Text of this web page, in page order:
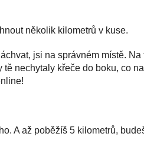
několik kilometrů v kuse.
jsi na správném místě.
nechytaly křeče do boku, co
A až poběžíš 5 kilometrů,